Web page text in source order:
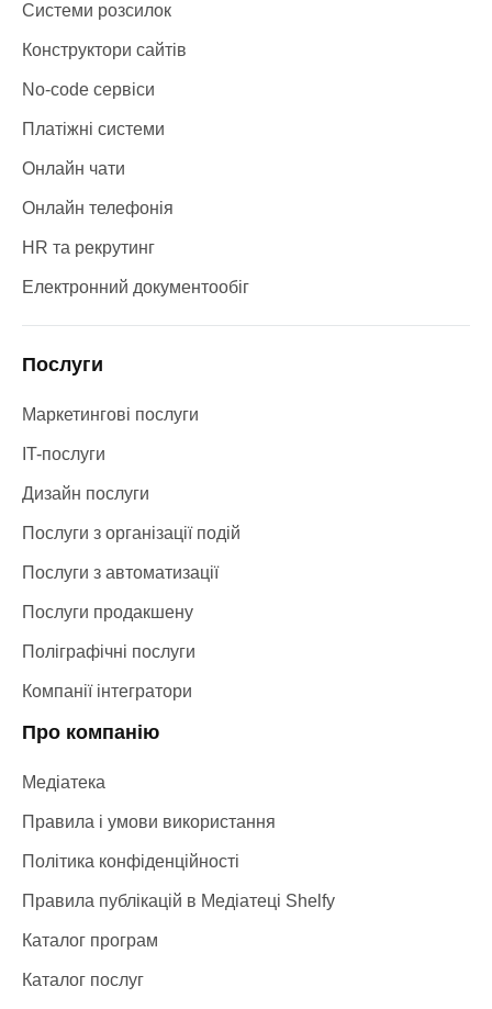
Системи розсилок
Конструктори сайтів
No-code сервіси
Платіжні системи
Онлайн чати
Онлайн телефонія
HR та рекрутинг
Електронний документообіг
Послуги
Маркетингові послуги
IT-послуги
Дизайн послуги
Послуги з організації подій
Послуги з автоматизації
Послуги продакшену
Поліграфічні послуги
Компанії інтегратори
Про компанію
Медіатека
Правила і умови використання
Політика конфіденційності
Правила публікацій в Медіатеці Shelfy
Каталог програм
Каталог послуг